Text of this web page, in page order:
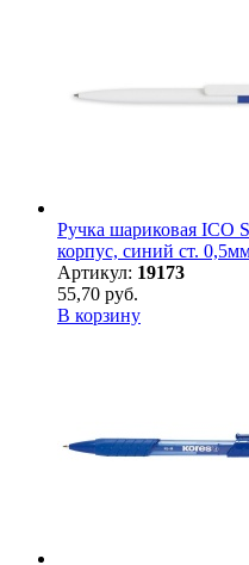
Ручка шариковая ICO
корпус, синий ст.
Артикул: 19173
55,70 руб.
В корзину